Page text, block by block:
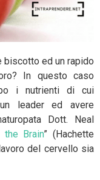
biscotto ed un rapido
In questo caso
i nutrienti di cui
leader ed avere
Dott. Neal
Brain” (Hachette
del cervello sia